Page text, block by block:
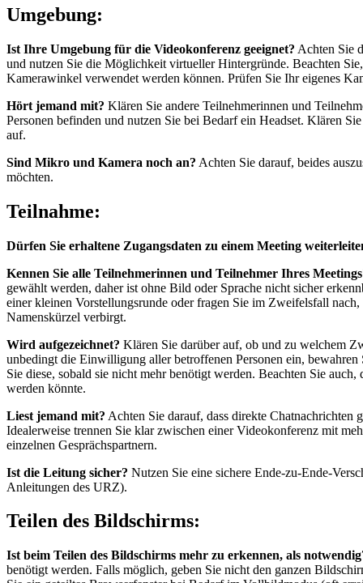
Umgebung:
Ist Ihre Umgebung für die Videokonferenz geeignet? Achten Sie
und nutzen Sie die Möglichkeit virtueller Hintergründe. Beachten
Kamerawinkel verwendet werden können. Prüfen Sie Ihr eigenes
Hört jemand mit? Klären Sie andere Teilnehmerinnen und
Personen befinden und nutzen Sie bei Bedarf ein Headset. Klären
auf.
Sind Mikro und Kamera noch an? Achten Sie darauf, beides
möchten.
Teilnahme:
Dürfen Sie erhaltene Zugangsdaten zu einem Meeting
Kennen Sie alle Teilnehmerinnen und Teilnehmer Ihres
gewählt werden, daher ist ohne Bild oder Sprache nicht sicher
einer kleinen Vorstellungsrunde oder fragen Sie im Zweifelsfall
Namenskürzel verbirgt.
Wird aufgezeichnet? Klären Sie darüber auf, ob und zu welchem
unbedingt die Einwilligung aller betroffenen Personen ein,
Sie diese, sobald sie nicht mehr benötigt werden. Beachten Sie
werden könnte.
Liest jemand mit? Achten Sie darauf, dass direkte Chatnachrichten
Idealerweise trennen Sie klar zwischen einer Videokonferenz mit
einzelnen Gesprächspartnern.
Ist die Leitung sicher? Nutzen Sie eine sichere Ende-zu-Ende-
Anleitungen des URZ).
Teilen des Bildschirms:
Ist beim Teilen des Bildschirms mehr zu erkennen, als
benötigt werden. Falls möglich, geben Sie nicht den ganzen